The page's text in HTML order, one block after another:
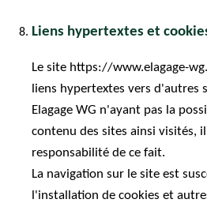
Liens hypertextes et
Le site https://www.elagage-
liens hypertextes vers d'autres
Elagage WG n'ayant pas la
contenu des sites ainsi visités,
responsabilité de ce fait.
La navigation sur le site est
l'installation de cookies et